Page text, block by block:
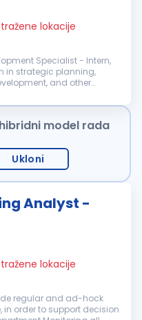
lokacije
Specialist - Intern,
in strategic planning,
and other
model rada
Ukloni
Analyst -
lokacije
order to support decision